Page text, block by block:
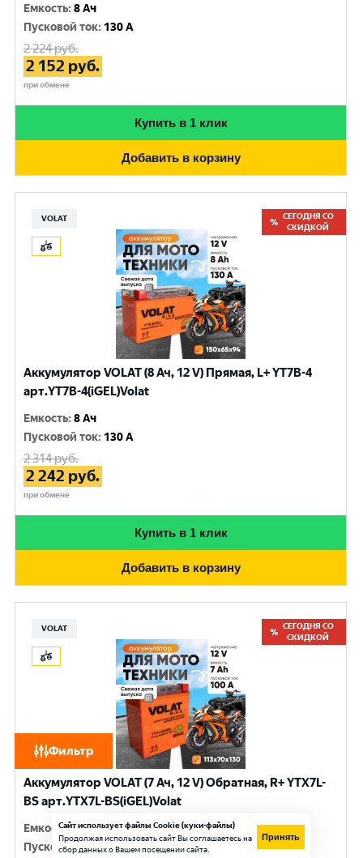
Фильтр
Емкость:8 Ач
Пусковой ток: 130 A
2 224руб.
2 152 руб.
при обмене
Купить в 1 клик
Добавить в корзину
VOLAT
СЕГОДНЯ СО
СКИДКОЙ
Аккумулятор VOLAT (8 Ач, 12 V) Прямая, L+ YT7B-4
арт.YT7B-4(iGEL)Volat
Емкость:8 Ач
Пусковой ток: 130 A
2 314руб.
2 242 руб.
при обмене
Купить в 1 клик
Добавить в корзину
VOLAT
СЕГОДНЯ СО
СКИДКОЙ
Аккумулятор VOLAT (7 Ач, 12 V) Обратная, R+ YTX7L-
BS арт.YTX7L-BS(iGEL)Volat
Емкость:7 Ач
Пусковой ток:100 A
Сайт использует файлы Cookie (куки-файлы)
Продолжая использовать сайт Вы соглашаетесь на
сбор данных о Вашем посещении сайта.
Принять